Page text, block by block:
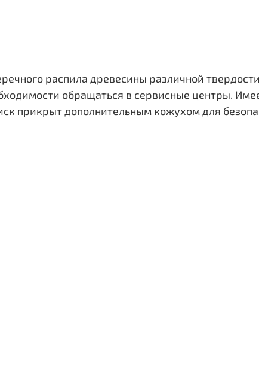
распила древесины различной
обращаться в сервисные центры.
прикрыт дополнительным кожухом для